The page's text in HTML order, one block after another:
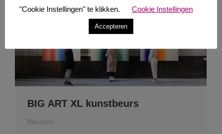
BIG ART XL kunstbeurs
Beurzen
"Cookie Instellingen" te klikken.
Cookie Instellingen
Accepteren